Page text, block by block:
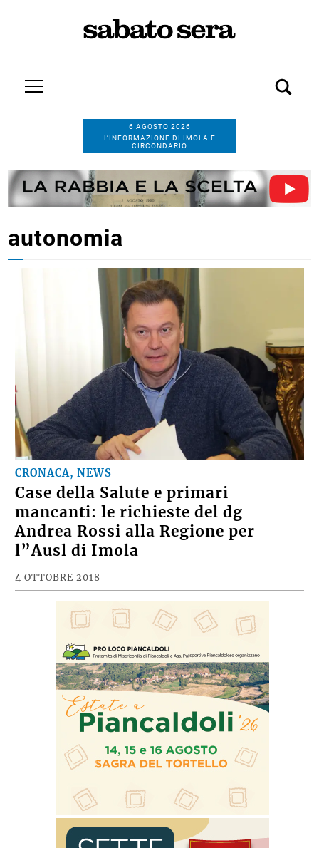
6 AGOSTO 2026
L’INFORMAZIONE DI IMOLA E
CIRCONDARIO
autonomia
CRONACA, NEWS
Case della Salute e primari
mancanti: le richieste del dg
Andrea Rossi alla Regione per
l”Ausl di Imola
4 OTTOBRE 2018